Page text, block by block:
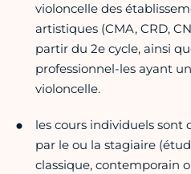
violoncelle des
artistiques (CMA, CRD,
partir du 2e cycle, ainsi
professionnel-les ayant
violoncelle.
les cours individuels sont
par le ou la stagiaire
classique, contemporain